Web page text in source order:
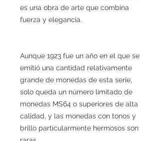
es una obra de arte que combina
fuerza y elegancia.
Aunque 1923 fue un año en el que se
emitió una cantidad relativamente
grande de monedas de esta serie,
solo queda un número limitado de
monedas MS64 o superiores de alta
calidad, y las monedas con tonos y
brillo particularmente hermosos son